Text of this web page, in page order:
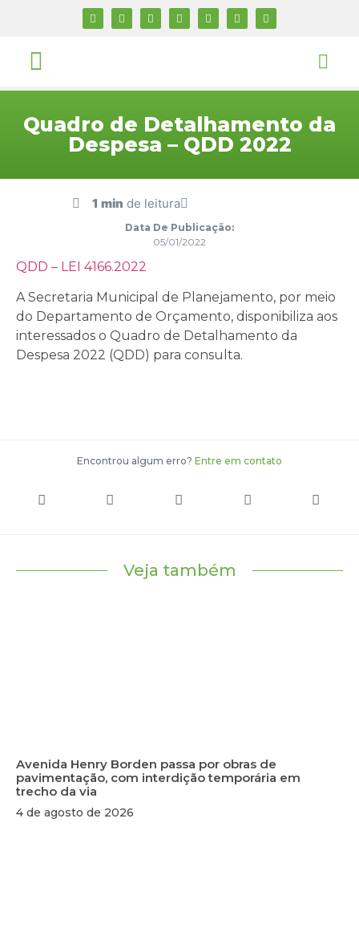
Quadro de Detalhamento da
Despesa – QDD 2022
1 min de leitura
Data De Publicação:
05/01/2022
QDD – LEI 4166.2022
A Secretaria Municipal de Planejamento, por meio
do Departamento de Orçamento, disponibiliza aos
interessados o Quadro de Detalhamento da
Despesa 2022 (QDD) para consulta.
Encontrou algum erro? Entre em contato
Veja também
Avenida Henry Borden passa por obras de
pavimentação, com interdição temporária em
trecho da via
4 de agosto de 2026